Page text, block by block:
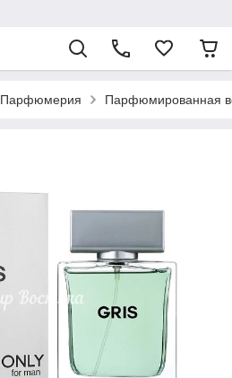
Парфюмерия Парфюмированная